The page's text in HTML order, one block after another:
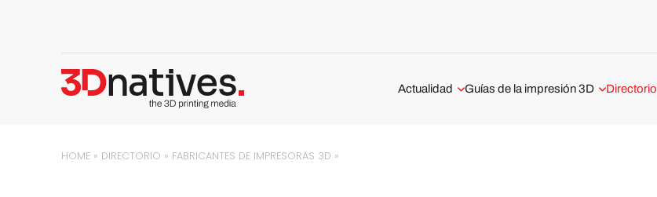
Actualidad Guías de la impresión 3D Directorio
HOME » DIRECTORIO » FABRICANTES DE IMPRESORAS 3D »